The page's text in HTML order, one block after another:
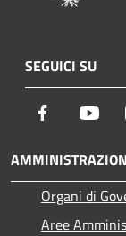
SEGUICI SU
Facebook
Organi di
Aree